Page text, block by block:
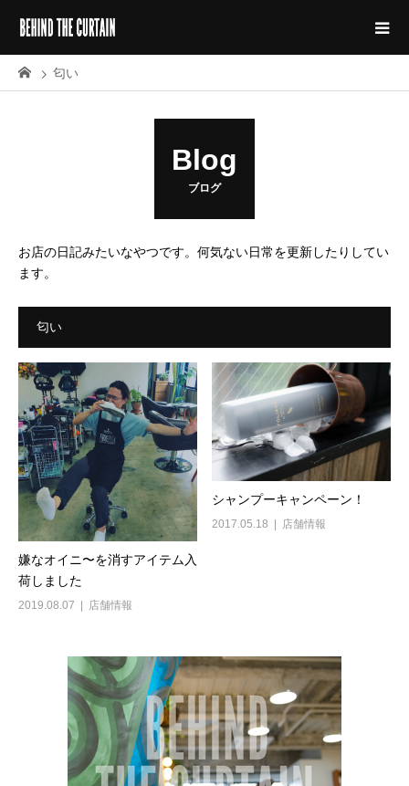
匂い
Blog
ブログ
お店の日記みたいなやつです。何気ない日常を更新したりしてい
ます。
匂い
嫌なオイニ〜を消すアイテム入
荷しました
2019.08.07 店舗情報
シャンプーキャンペーン！
2017.05.18 店舗情報